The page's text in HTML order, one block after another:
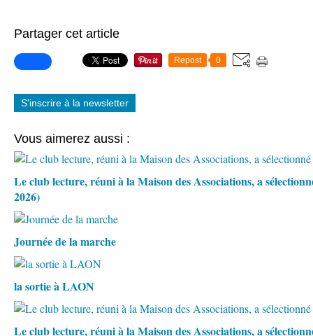
Partager cet article
Repost 0
S'inscrire à la newsletter
Vous aimerez aussi :
Le club lecture, réuni à la Maison des Associations, a
2026)
Journée de la marche
la sortie à LAON
Le club lecture, réuni à la Maison des Associations, a